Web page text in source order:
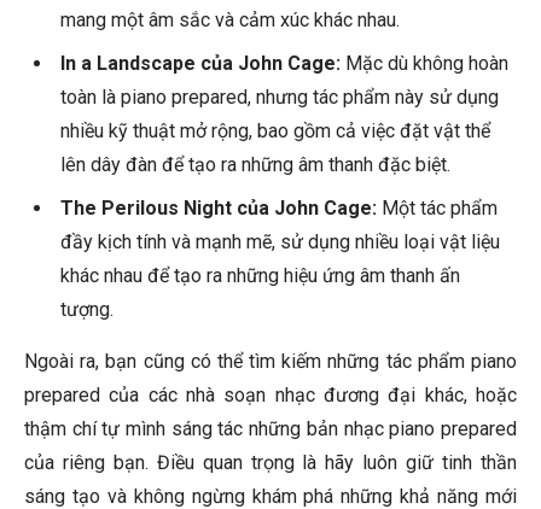
mang một âm sắc và cảm xúc khác nhau.
In a Landscape của John Cage: Mặc dù không hoàn
toàn là piano prepared, nhưng tác phẩm này sử dụng
nhiều kỹ thuật mở rộng, bao gồm cả việc đặt vật thể
lên dây đàn để tạo ra những âm thanh đặc biệt.
The Perilous Night của John Cage: Một tác phẩm
đầy kịch tính và mạnh mẽ, sử dụng nhiều loại vật liệu
khác nhau để tạo ra những hiệu ứng âm thanh ấn
tượng.
Ngoài ra, bạn cũng có thể tìm kiếm những tác phẩm piano
prepared của các nhà soạn nhạc đương đại khác, hoặc
thậm chí tự mình sáng tác những bản nhạc piano prepared
của riêng bạn. Điều quan trọng là hãy luôn giữ tinh thần
sáng tạo và không ngừng khám phá những khả năng mới